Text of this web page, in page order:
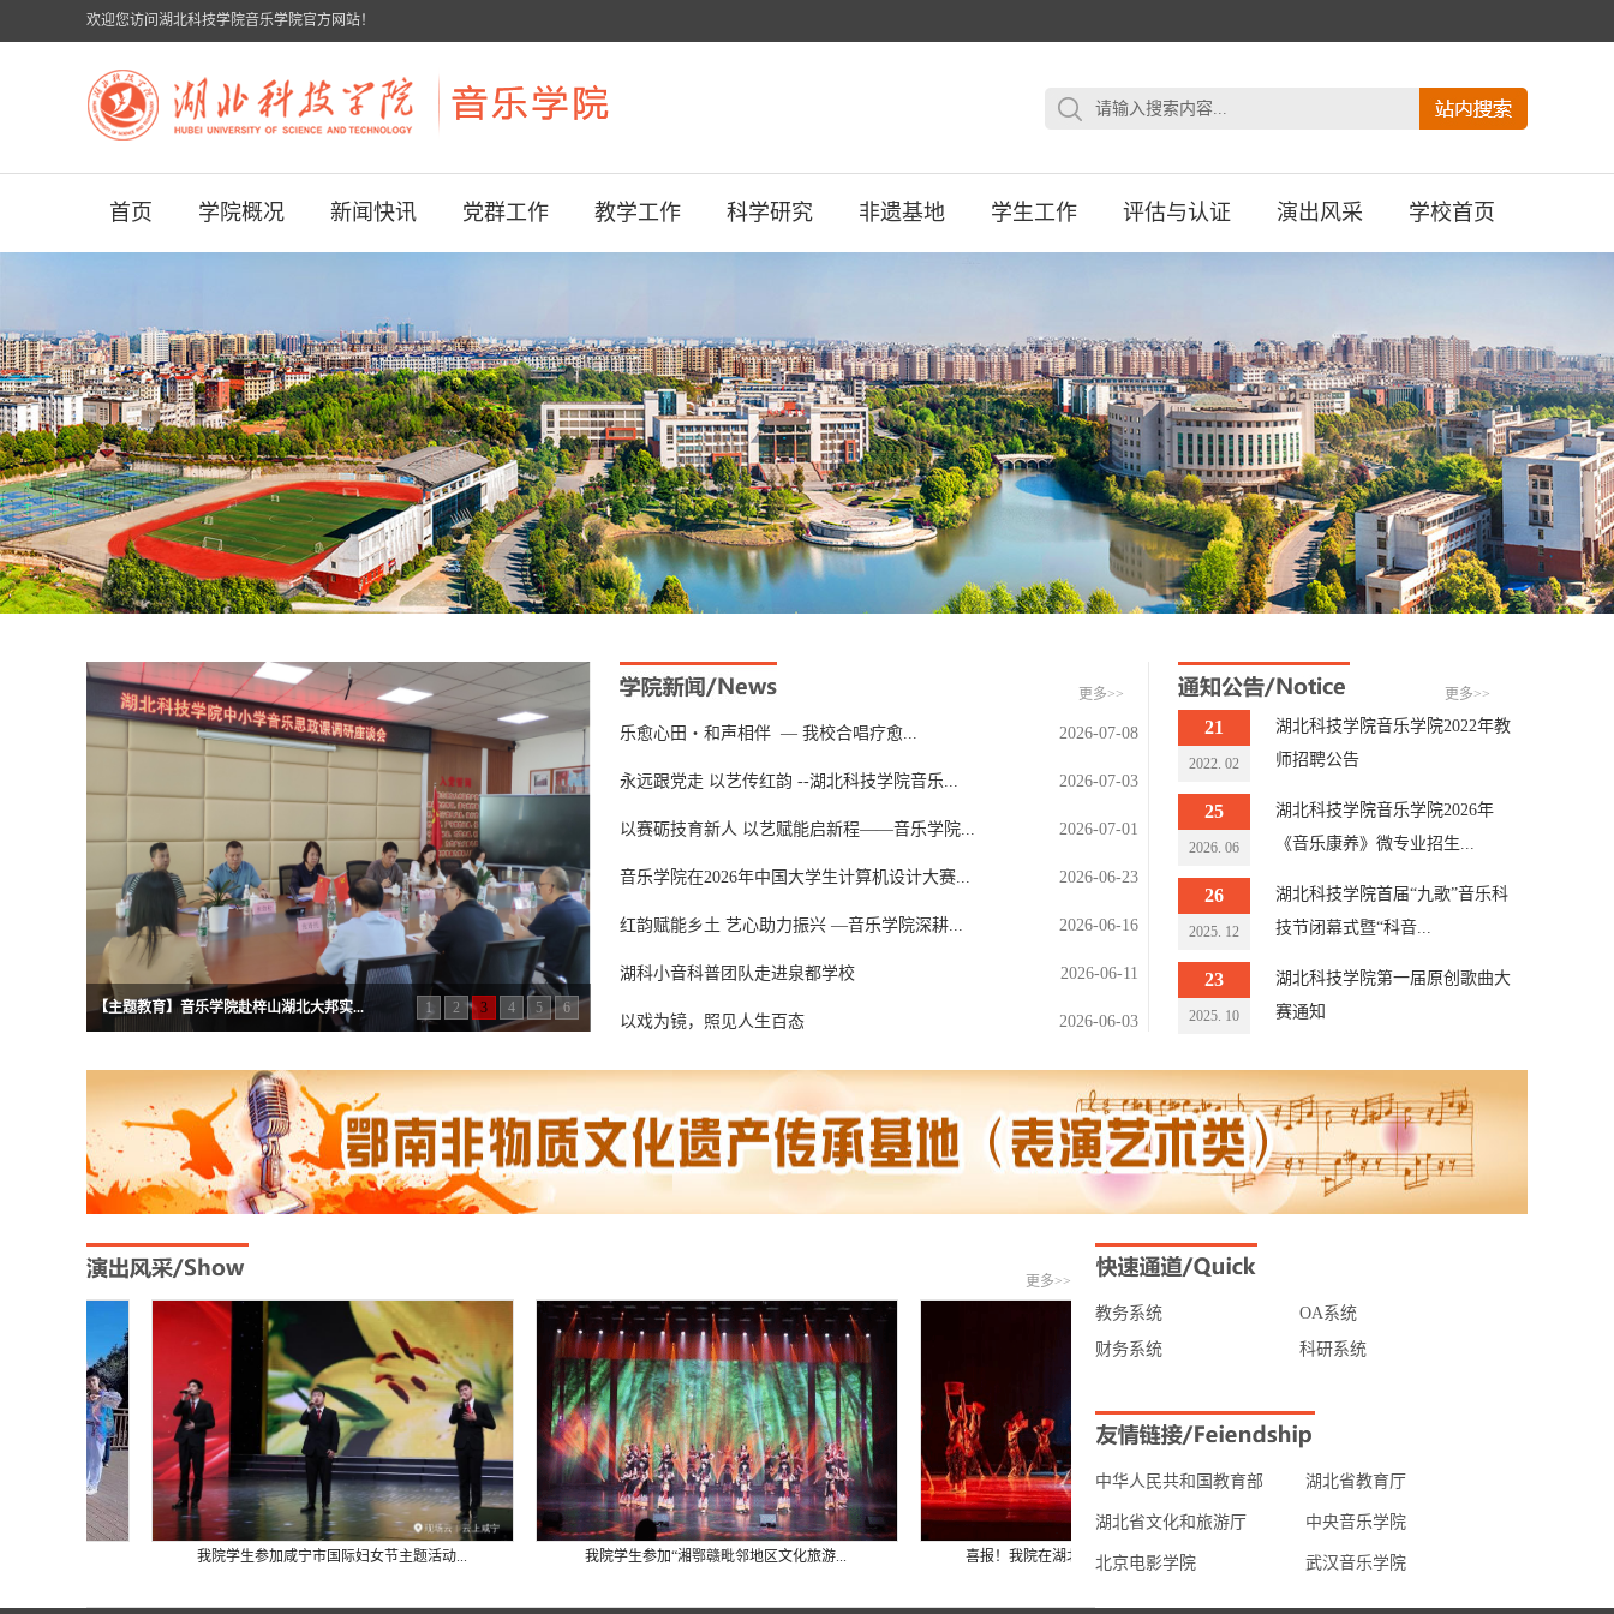
欢迎您访问湖北科技学院音乐学院官方网站！
首页 学院概况 新闻快讯 党群工作 教学工作 科学研究 非遗基地 学生工作 评估与认证 演出风采 学校首页
【主题教育】音乐学院赴梓山湖北大邦实... 1 2 3 4 5 6
更多>>
乐愈心田・和声相伴 ​ — 我校合唱疗愈... 2026-07-08
永远跟党走 以艺传红韵 --湖北科技学院音乐... 2026-07-03
以赛砺技育新人 以艺赋能启新程——音乐学院... 2026-07-01
音乐学院在2026年中国大学生计算机设计大赛... 2026-06-23
红韵赋能乡土 艺心助力振兴 —音乐学院深耕... 2026-06-16
湖科小音科普团队走进泉都学校 2026-06-11
以戏为镜，照见人生百态 2026-06-03
更多>>
21
2022. 02
湖北科技学院音乐学院2022年教
师招聘公告
25
2026. 06
湖北科技学院音乐学院2026年
《音乐康养》微专业招生...
26
2025. 12
湖北科技学院首届“九歌”音乐科
技节闭幕式暨“科音...
23
2025. 10
湖北科技学院第一届原创歌曲大
赛通知
更多>>
我院学生参加咸宁市国际妇女节主题活动... 我院学生参加“湘鄂赣毗邻地区文化旅游... 喜报！我院在湖北省第七届大学生艺术节... 【主题教育】“学思想、启航程、为梦想...
教务系统
OA系统
财务系统
科研系统
中华人民共和国教育部 湖北省教育厅
湖北省文化和旅游厅 中央音乐学院
北京电影学院 武汉音乐学院